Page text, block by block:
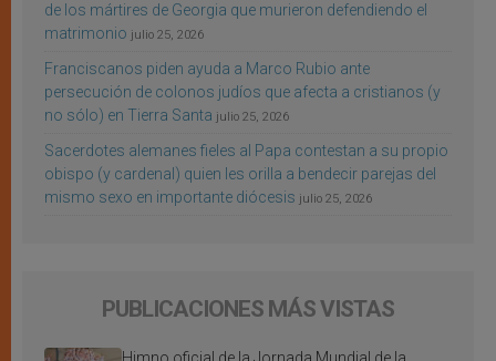
de los mártires de Georgia que murieron defendiendo el
matrimonio julio 25, 2026
Franciscanos piden ayuda a Marco Rubio ante
persecución de colonos judíos que afecta a cristianos (y
no sólo) en Tierra Santa julio 25, 2026
Sacerdotes alemanes fieles al Papa contestan a su propio
obispo (y cardenal) quien les orilla a bendecir parejas del
mismo sexo en importante diócesis julio 25, 2026
PUBLICACIONES MÁS VISTAS